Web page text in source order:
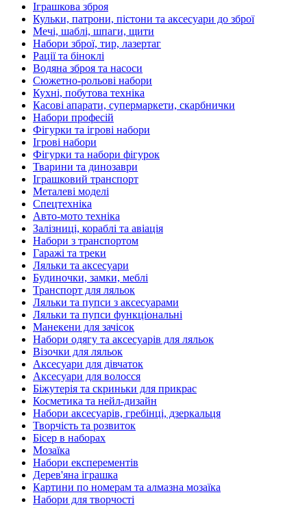
Іграшкова зброя
Кульки, патрони, пістони та аксесуари до зброї
Мечі, шаблі, шпаги, щити
Набори зброї, тир, лазертаг
Рації та біноклі
Водяна зброя та насоси
Сюжетно-рольові набори
Кухні, побутова техніка
Касові апарати, супермаркети, скарбнички
Набори професій
Фігурки та ігрові набори
Ігрові набори
Фігурки та набори фігурок
Тварини та динозаври
Іграшковий транспорт
Металеві моделі
Спецтехніка
Авто-мото техніка
Залізниці, кораблі та авіація
Набори з транспортом
Гаражі та треки
Ляльки та аксесуари
Будиночки, замки, меблі
Транспорт для ляльок
Ляльки та пупси з аксесуарами
Ляльки та пупси функціональні
Манекени для зачісок
Набори одягу та аксесуарів для ляльок
Візочки для ляльок
Аксесуари для дівчаток
Аксесуари для волосся
Біжутерія та скриньки для прикрас
Косметика та нейл-дизайн
Набори аксесуарів, гребінці, дзеркальця
Творчість та розвиток
Бісер в наборах
Мозаїка
Набори експерементів
Дерев'яна іграшка
Картини по номерам та алмазна мозаїка
Набори для творчості